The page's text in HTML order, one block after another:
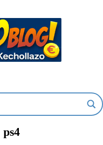
ps4